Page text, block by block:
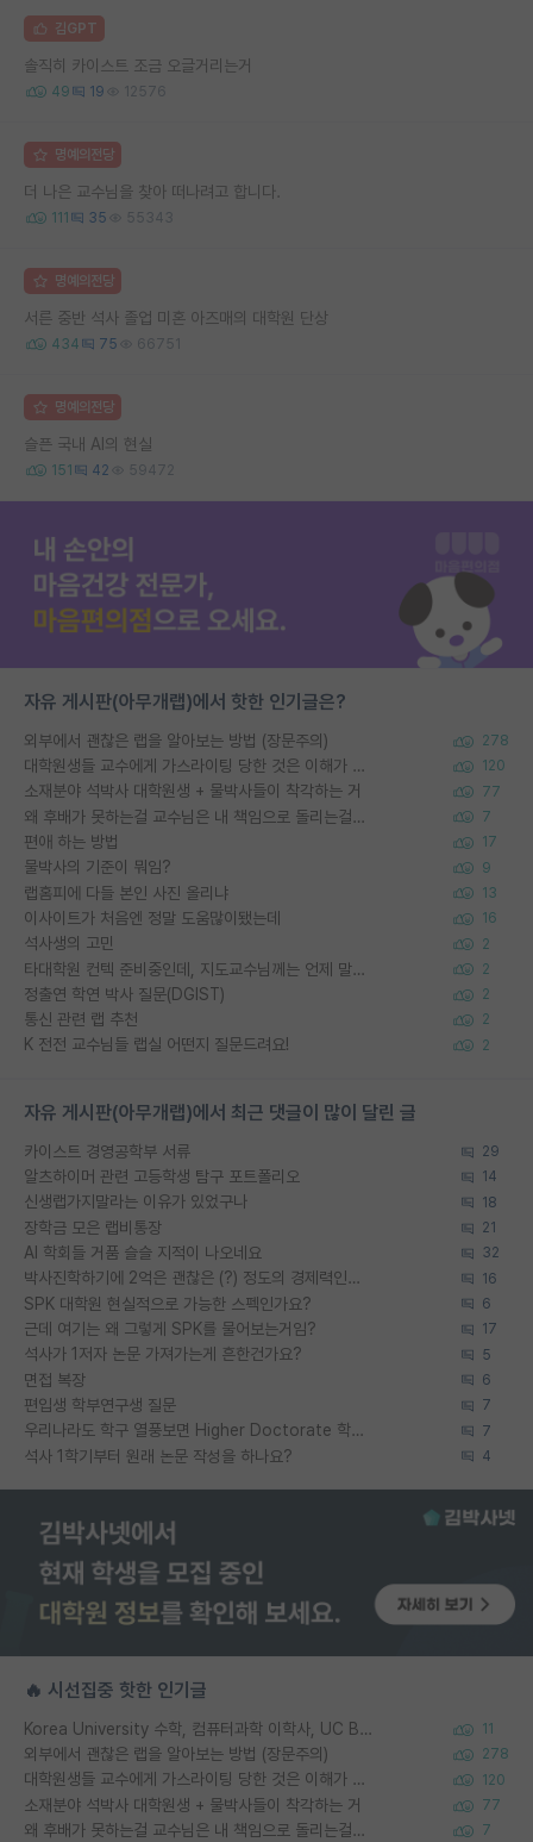
김GPT
솔직히 카이스트 조금 오글거리는거
49 19 12576
명예의전당
더 나은 교수님을 찾아 떠나려고 합니다.
111 35 55343
명예의전당
서른 중반 석사 졸업 미혼 아즈매의 대학원 단상
434 75 66751
명예의전당
슬픈 국내 AI의 현실
151 42 59472
자유 게시판(아무개랩)에서 핫한 인기글은?
외부에서 괜찮은 랩을 알아보는 방법 (장문주의) 278
대학원생들 교수에게 가스라이팅 당한 것은 이해가 갑니다. 안타깝네요. 120
소재분야 석박사 대학원생 + 물박사들이 착각하는 거 77
왜 후배가 못하는걸 교수님은 내 책임으로 돌리는걸까요? 7
편애 하는 방법 17
물박사의 기준이 뭐임? 9
랩홈피에 다들 본인 사진 올리냐 13
이사이트가 처음엔 정말 도움많이됐는데 16
석사생의 고민 2
타대학원 컨텍 준비중인데, 지도교수님께는 언제 말씀드려야 할까요? 2
정출연 학연 박사 질문(DGIST) 2
통신 관련 랩 추천 2
K 전전 교수님들 랩실 어떤지 질문드려요! 2
자유 게시판(아무개랩)에서 최근 댓글이 많이 달린 글
카이스트 경영공학부 서류 29
알츠하이머 관련 고등학생 탐구 포트폴리오 14
신생랩가지말라는 이유가 있었구나 18
장학금 모은 랩비통장 21
AI 학회들 거품 슬슬 지적이 나오네요 32
박사진학하기에 2억은 괜찮은 (?) 정도의 경제력인가요 16
SPK 대학원 현실적으로 가능한 스펙인가요? 6
근데 여기는 왜 그렇게 SPK를 물어보는거임? 17
석사가 1저자 논문 가져가는게 흔한건가요? 5
면접 복장 6
편입생 학부연구생 질문 7
우리나라도 학구 열풍보면 Higher Doctorate 학위가 필요하다고 봅니다. 7
석사 1학기부터 원래 논문 작성을 하나요? 4
🔥 시선집중 핫한 인기글
Korea University 수학, 컴퓨터과학 이학사, UC Berkeley 산업공학 대학원 공학박사가 되는 것은 쉽지 않겠죠? 11
외부에서 괜찮은 랩을 알아보는 방법 (장문주의) 278
대학원생들 교수에게 가스라이팅 당한 것은 이해가 갑니다. 안타깝네요. 120
소재분야 석박사 대학원생 + 물박사들이 착각하는 거 77
왜 후배가 못하는걸 교수님은 내 책임으로 돌리는걸까요? 7